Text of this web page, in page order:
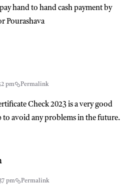
hand to hand cash payment by
Pourashava
pm Permalink
Check 2023 is a very good
to avoid any problems in the future.
pm Permalink